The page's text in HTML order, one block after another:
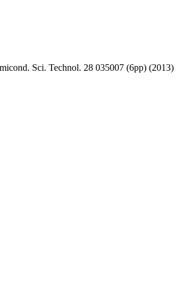
Sci. Technol. 28 035007 (6pp) (2013)